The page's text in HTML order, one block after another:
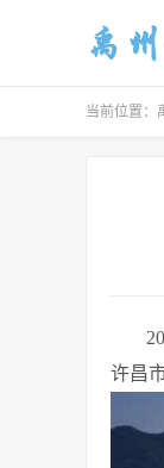
当前位置：
许昌